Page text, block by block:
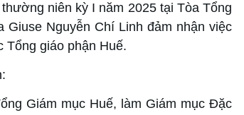
niên kỳ I năm 2025 tại Tòa Tổng
Nguyễn Chí Linh đảm nhận việc
Tổng giáo phận Huế.
Giám mục Huế, làm Giám mục Đặc